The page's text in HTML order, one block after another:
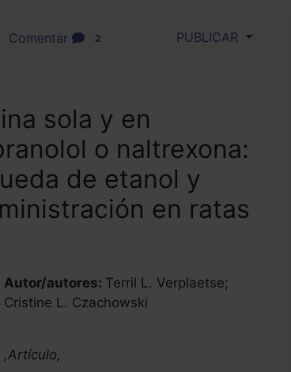
Comentar 2 PUBLICAR
sola y en
o naltrexona:
de etanol y
en ratas
Autor/autores: Terril L. Verplaetse;
Cristine L. Czachowski
,Artículo,